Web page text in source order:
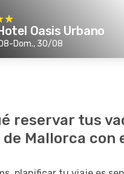
Oasis Urbano
Dom., 30/08
reservar tus
de Mallorca con